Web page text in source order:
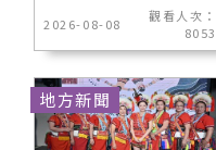
2026-08-08
觀看人次：
8053
地方新聞